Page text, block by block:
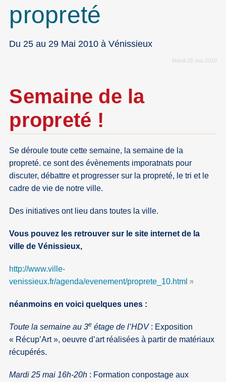
propreté
Du 25 au 29 Mai 2010 à Vénissieux
Mardi 25 mai 2010
Semaine de la
propreté !
Se déroule toute cette semaine, la semaine de la
propreté. ce sont des évènements imporatnats pour
discuter, débattre et progresser sur la propreté, le tri et le
cadre de vie de notre ville.
Des initiatives ont lieu dans toutes la ville.
Vous pouvez les retrouver sur le site internet de la
ville de Vénissieux,
http://www.ville-
venissieux.fr/agenda/evenement/proprete_10.html
néanmoins en voici quelques unes :
Toute la semaine au 3e étage de l’HDV: Exposition
« Récup’Art », oeuvre d’art réalisées à partir de matériaux
récupérés.
Mardi 25 mai 16h-20h : Formation conpostage aux